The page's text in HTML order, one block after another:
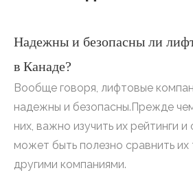
Надежны и безопасны ли
в Канаде?
Вообще говоря, лифтовые
надежны и безопасны.Прежде
них, важно изучить их рейтинги
может быть полезно сравнить их
другими компаниями.